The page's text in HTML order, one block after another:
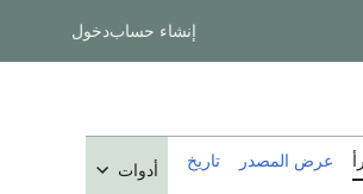
إنشاء حسابدخول
عرض المصدر تاريخ أدوات